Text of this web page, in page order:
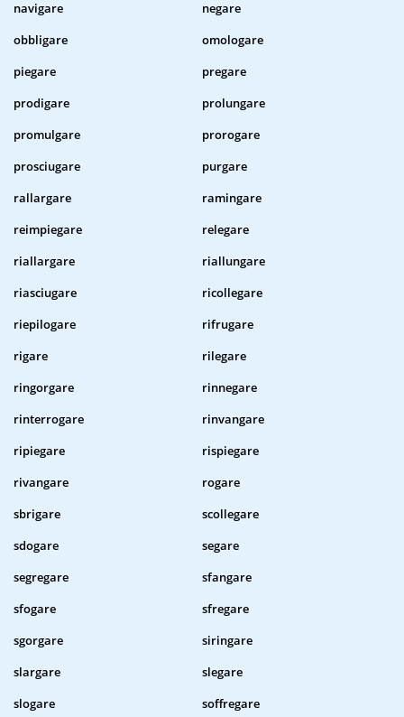
navigare
negare
obbligare
omologare
piegare
pregare
prodigare
prolungare
promulgare
prorogare
prosciugare
purgare
rallargare
ramingare
reimpiegare
relegare
riallargare
riallungare
riasciugare
ricollegare
riepilogare
rifrugare
rigare
rilegare
ringorgare
rinnegare
rinterrogare
rinvangare
ripiegare
rispiegare
rivangare
rogare
sbrigare
scollegare
sdogare
segare
segregare
sfangare
sfogare
sfregare
sgorgare
siringare
slargare
slegare
slogare
soffregare